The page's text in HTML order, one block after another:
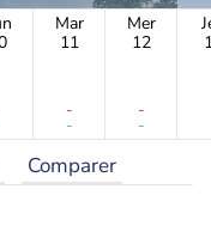
Mar
11
-
-
Mer
12
-
-
Comparer